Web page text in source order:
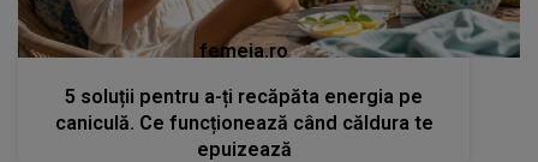
femeia.ro
5 soluții pentru a-ți recăpăta energia pe
caniculă. Ce funcționează când căldura te
epuizează